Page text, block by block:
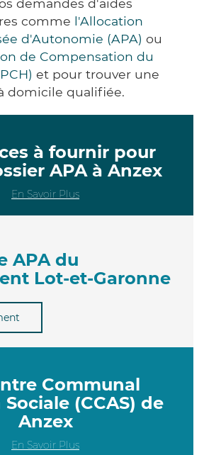
demandes d'aides
comme l'Allocation
d'Autonomie (APA) ou
de Compensation du
et pour trouver une
domicile qualifiée.
à fournir pour
APA à Anzex
En Savoir Plus
APA du
Lot-et-Garonne
Communal
(CCAS) de
Anzex
En Savoir Plus